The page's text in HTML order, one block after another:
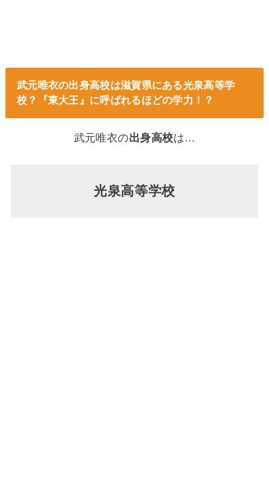
武元唯衣の出身高校は滋賀県にある光泉高等学
校？『東大王』に呼ばれるほどの学力！？
武元唯衣の出身高校は…
光泉高等学校